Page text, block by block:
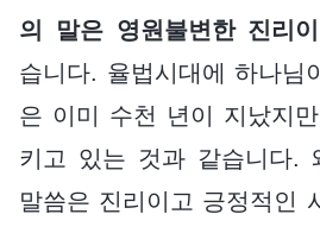
의 말은 영원불변한 진리
습니다. 율법시대에 하나님
은 이미 수천 년이 지났지
키고 있는 것과 같습니다.
말씀은 진리이고 긍정적인